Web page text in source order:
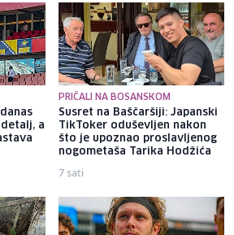
a
PRIČALI NA BOSANSKOM
Susret na Baščaršiji: Japanski
TikToker oduševljen nakon
što je upoznao proslavljenog
nogometaša Tarika Hodžića
7 sati